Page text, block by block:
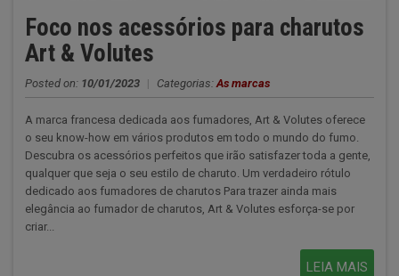
Foco nos acessórios para charutos
Art & Volutes
Posted on: 10/01/2023 | Categorias: As marcas
A marca francesa dedicada aos fumadores, Art & Volutes oferece
o seu know-how em vários produtos em todo o mundo do fumo.
Descubra os acessórios perfeitos que irão satisfazer toda a gente,
qualquer que seja o seu estilo de charuto. Um verdadeiro rótulo
dedicado aos fumadores de charutos Para trazer ainda mais
elegância ao fumador de charutos, Art & Volutes esforça-se por
criar...
LEIA MAIS